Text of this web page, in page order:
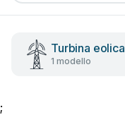
Turbina eolica
1 modello
;